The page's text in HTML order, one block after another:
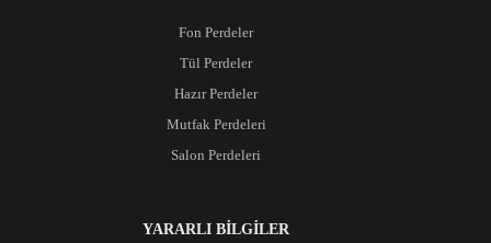
Fon Perdeler
Tül Perdeler
Hazır Perdeler
Mutfak Perdeleri
Salon Perdeleri
YARARLI BİLGİLER